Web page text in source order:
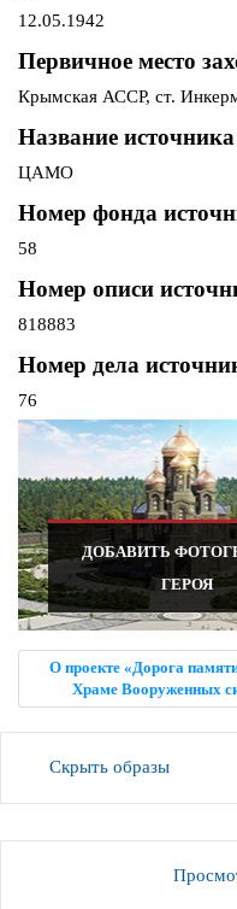
12.05.1942
Первичное место
Крымская АССР, ст.
Название источника
ЦАМО
Номер фонда
58
Номер описи
818883
Номер дела
76
ДОБАВИТЬ
ГЕРОЯ
О проекте «Дорога
Храме Вооруженных
Скрыть образы